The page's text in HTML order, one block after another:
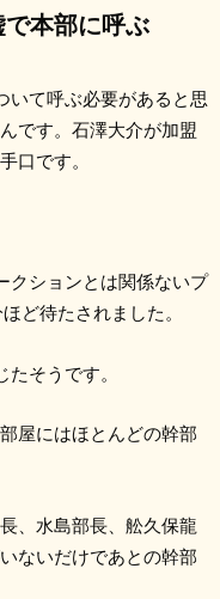
本部に呼ぶ
いて呼ぶ必要があると思
です。石澤大介が加盟
口です。
クションとは関係ないプ
ど待たされました。
そうです。
屋にはほとんどの幹部
、水島部長、舩久保龍
ないだけであとの幹部